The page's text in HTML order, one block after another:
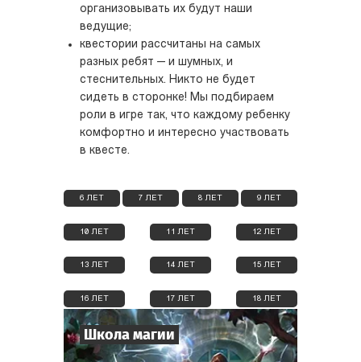
организовывать их будут наши
ведущие;
квестории рассчитаны на самых
разных ребят — и шумных, и
стеснительных. Никто не будет
сидеть в сторонке! Мы подбираем
роли в игре так, что каждому ребенку
комфортно и интересно участвовать
в квесте.
6 ЛЕТ 7 ЛЕТ 8 ЛЕТ 9 ЛЕТ
10 ЛЕТ 11 ЛЕТ 12 ЛЕТ
13 ЛЕТ 14 ЛЕТ 15 ЛЕТ
16 ЛЕТ 17 ЛЕТ 18 ЛЕТ
Школа магии